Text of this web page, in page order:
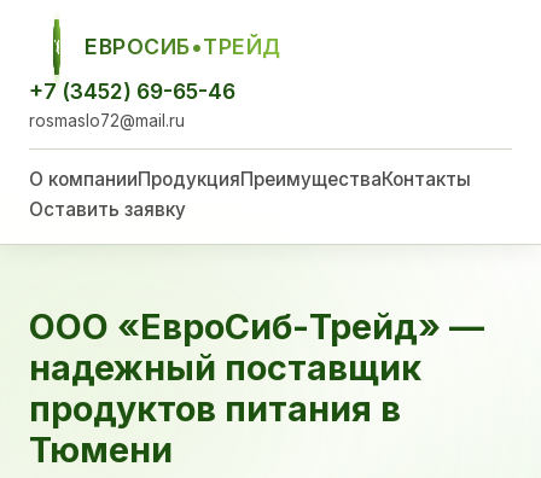
ЕСТ
ЕВРОСИБ•ТРЕЙД
+7 (3452) 69-65-46
rosmaslo72@mail.ru
О компанииПродукцияПреимуществаКонтакты
Оставить заявку
ООО «ЕвроСиб-Трейд» —
надежный поставщик
продуктов питания в
Тюмени